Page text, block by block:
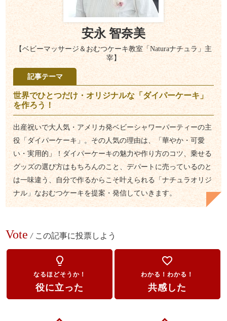
安永 智奈美
【ベビーマッサージ＆おむつケーキ教室「Naturaナチュラ」主
宰】
記事テーマ
世界でひとつだけ・オリジナルな「ダイパーケーキ」
を作ろう！
出産祝いで大人気・アメリカ発ベビーシャワーパーティーの主
役「ダイパーケーキ」。その人気の理由は、「華やか・可愛
い・実用的」！ダイパーケーキの魅力や作り方のコツ、乗せる
グッズの選び方はもちろんのこと、デパートに売っているのと
は一味違う、自分で作るからこそ叶えられる「ナチュラオリジ
ナル」なおむつケーキを提案・発信していきます。
Vote / この記事に投票しよう
lightbulb_outline
なるほどそうか！
役に立った
favorite_border
わかる！わかる！
共感した